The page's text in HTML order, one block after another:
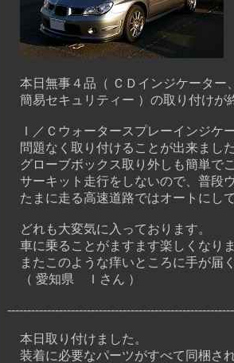
本日無事４品（ ＣＤインジケーター
簡易セキュリティー ）の取り付けが
Ｉ／Ｃウォータースプレーインジケ
問題なく取り付けることが出来まし
グローブボックス取り外しも簡単で
サーキット走行をしないので、普段ウ
たまに走る高速道路ではオートにして
どれも大変気に入っております。
車に乗ることがますます楽しくなり
またこのような痒いところに手が届
（ 愛知県 Ｉさん ）
本日取り付けました。
装着に必要なパーツがすべて同梱され